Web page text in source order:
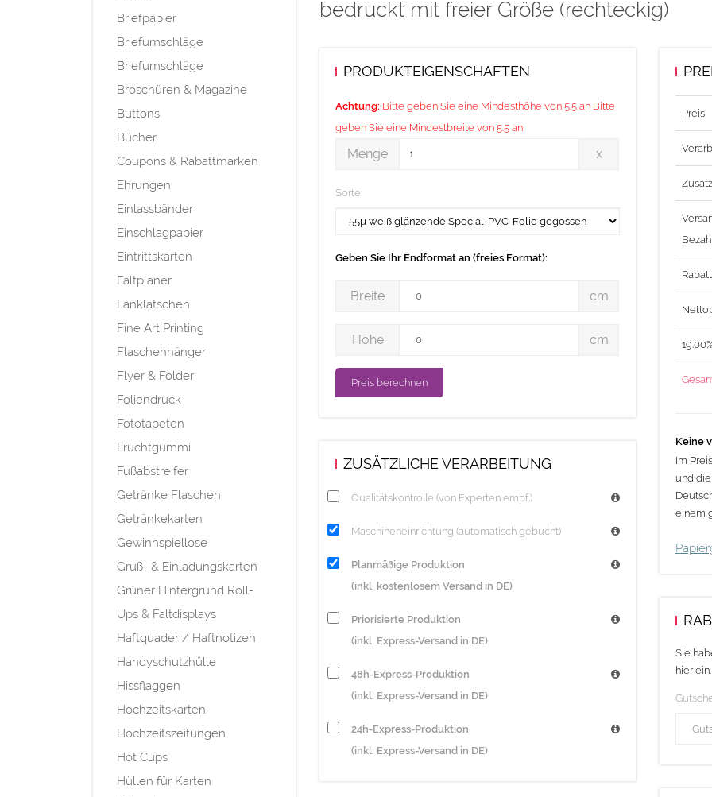
Briefpapier
Briefumschläge
Briefumschläge
Broschüren & Magazine
Buttons
Bücher
Coupons & Rabattmarken
Ehrungen
Einlassbänder
Einschlagpapier
Eintrittskarten
Faltplaner
Fanklatschen
Fine Art Printing
Flaschenhänger
Flyer & Folder
Foliendruck
Fototapeten
Fruchtgummi
Fußabstreifer
Getränke Flaschen
Getränkekarten
Gewinnspiellose
Gruß- & Einladungskarten
Grüner Hintergrund Roll-
Ups & Faltdisplays
Haftquader / Haftnotizen
Handyschutzhülle
Hissflaggen
Hochzeitskarten
Hochzeitszeitungen
Hot Cups
Hüllen für Karten
Max.
Einzelne
Bitte
Sie
welche
stehen
bedruckt mit freier Größe (rechteckig)
PRODUKTEIGENSCHAFTEN
Achtung: Bitte geben Sie eine Mindesthöhe von 5.5 an Bitte
geben Sie eine Mindestbreite von 5.5 an
Menge
Menge x
Sorte:
Geben Sie Ihr Endformat an (freies Format):
BreiteBreite cm
HöheHöhe cm
ZUSÄTZLICHE VERARBEITUNG
Qualitätskontrolle (von Experten empf.)
Maschineneinrichtung (automatisch gebucht)
Planmäßige Produktion
(inkl. kostenlosem Versand in DE)
Priorisierte Produktion
(inkl. Express-Versand in DE)
48h-Express-Produktion
(inkl. Express-Versand in DE)
24h-Express-Produktion
(inkl. Express-Versand in DE)
Preis
Keine
Im
und
einem
Sie
hier ein.